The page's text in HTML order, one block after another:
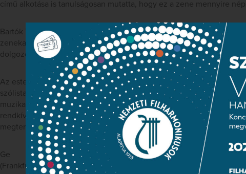
című alkotása is tanulságosan mutatta, hogy ez a zene mennyire
Bartók Táncszvitje és mindenekelőtt Kodály Galántai táncok című
zenekar teljes melodikus ötletgazdagságát és hangszínpalettáját.
dolgozó karmesternek bizonyult, aki zenekarától nagy
Az este legigényesebb darabja Bartók 1938-ban született második
szólista, Kelemen Barnabás közreműködésével. Úgy tűnik, ez a
muzikalitását az anyatejjel szívta magába, olyan vitálisan és
rendkívül differenciált vonásokat. Az ősi népzene és a
megteremtése Bartóknak oly hatásosan sikerült, így meggyőzően
Ge
(Frankfurter Neue Presse, 2005. november 4.)